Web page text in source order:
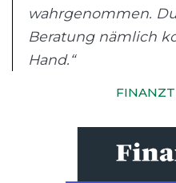
wahrgenommen.
Beratung nämlich
Hand.“